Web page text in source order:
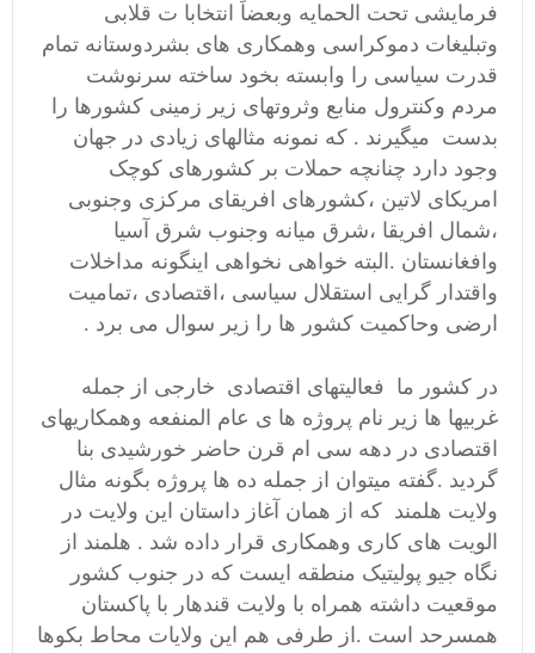
فرمایشی تحت الحمایه وبعضاً انتخابا ت قلابی
وتبلیغات دموکراسی وهمکاری های بشردوستانه تمام
قدرت سیاسی را وابسته بخود ساخته سرنوشت
مردم وکنترول منابع وثروتهای زیر زمینی کشورها را
بدست میگیرند . که نمونه مثالهای زیادی در جهان
وجود دارد چنانچه حملات بر کشورهای کوچک
امریکای لاتین ،کشورهای افریقای مرکزی وجنوبی
،شمال افریقا ،شرق میانه وجنوب شرق آسیا
وافغانستان .البته خواهی نخواهی اینگونه مداخلات
واقتدار گرایی استقلال سیاسی ،اقتصادی ،تمامیت
ارضی وحاکمیت کشور ها را زیر سوال می برد .
در کشور ما فعالیتهای اقتصادی خارجی از جمله
غربیها ها زیر نام پروژه ها ی عام المنفعه وهمکاریهای
اقتصادی در دهه سی ام قرن حاضر خورشیدی بنا
گردید .گفته میتوان از جمله ده ها پروژه بگونه مثال
ولایت هلمند که از همان آغاز داستان این ولایت در
الویت های کاری وهمکاری قرار داده شد . هلمند از
نگاه جیو پولیتیک منطقه ایست که در جنوب کشور
موقعیت داشته همراه با ولایت قندهار با پاکستان
همسرحد است .از طرفی هم این ولایات محاط بکوها